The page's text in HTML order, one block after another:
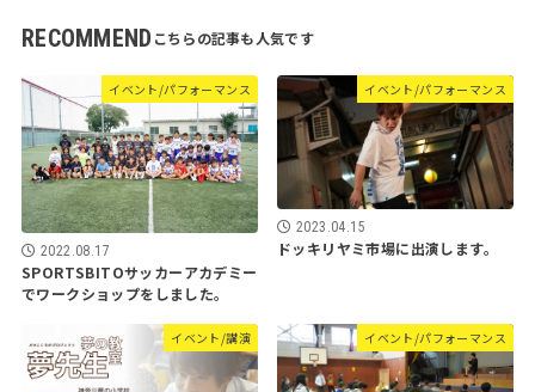
RECOMMEND
イベント/パフォーマンス
2022.08.17
SPORTSBITOサッカーアカデミー
でワークショップをしました。
イベント/パフォーマンス
2023.04.15
ドッキリヤミ市場に出演します。
イベント/講演 イベント/パフォーマンス